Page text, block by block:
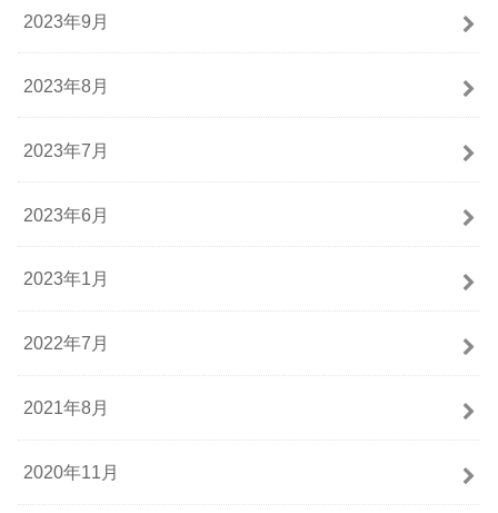
2023年9月
2023年8月
2023年7月
2023年6月
2023年1月
2022年7月
2021年8月
2020年11月